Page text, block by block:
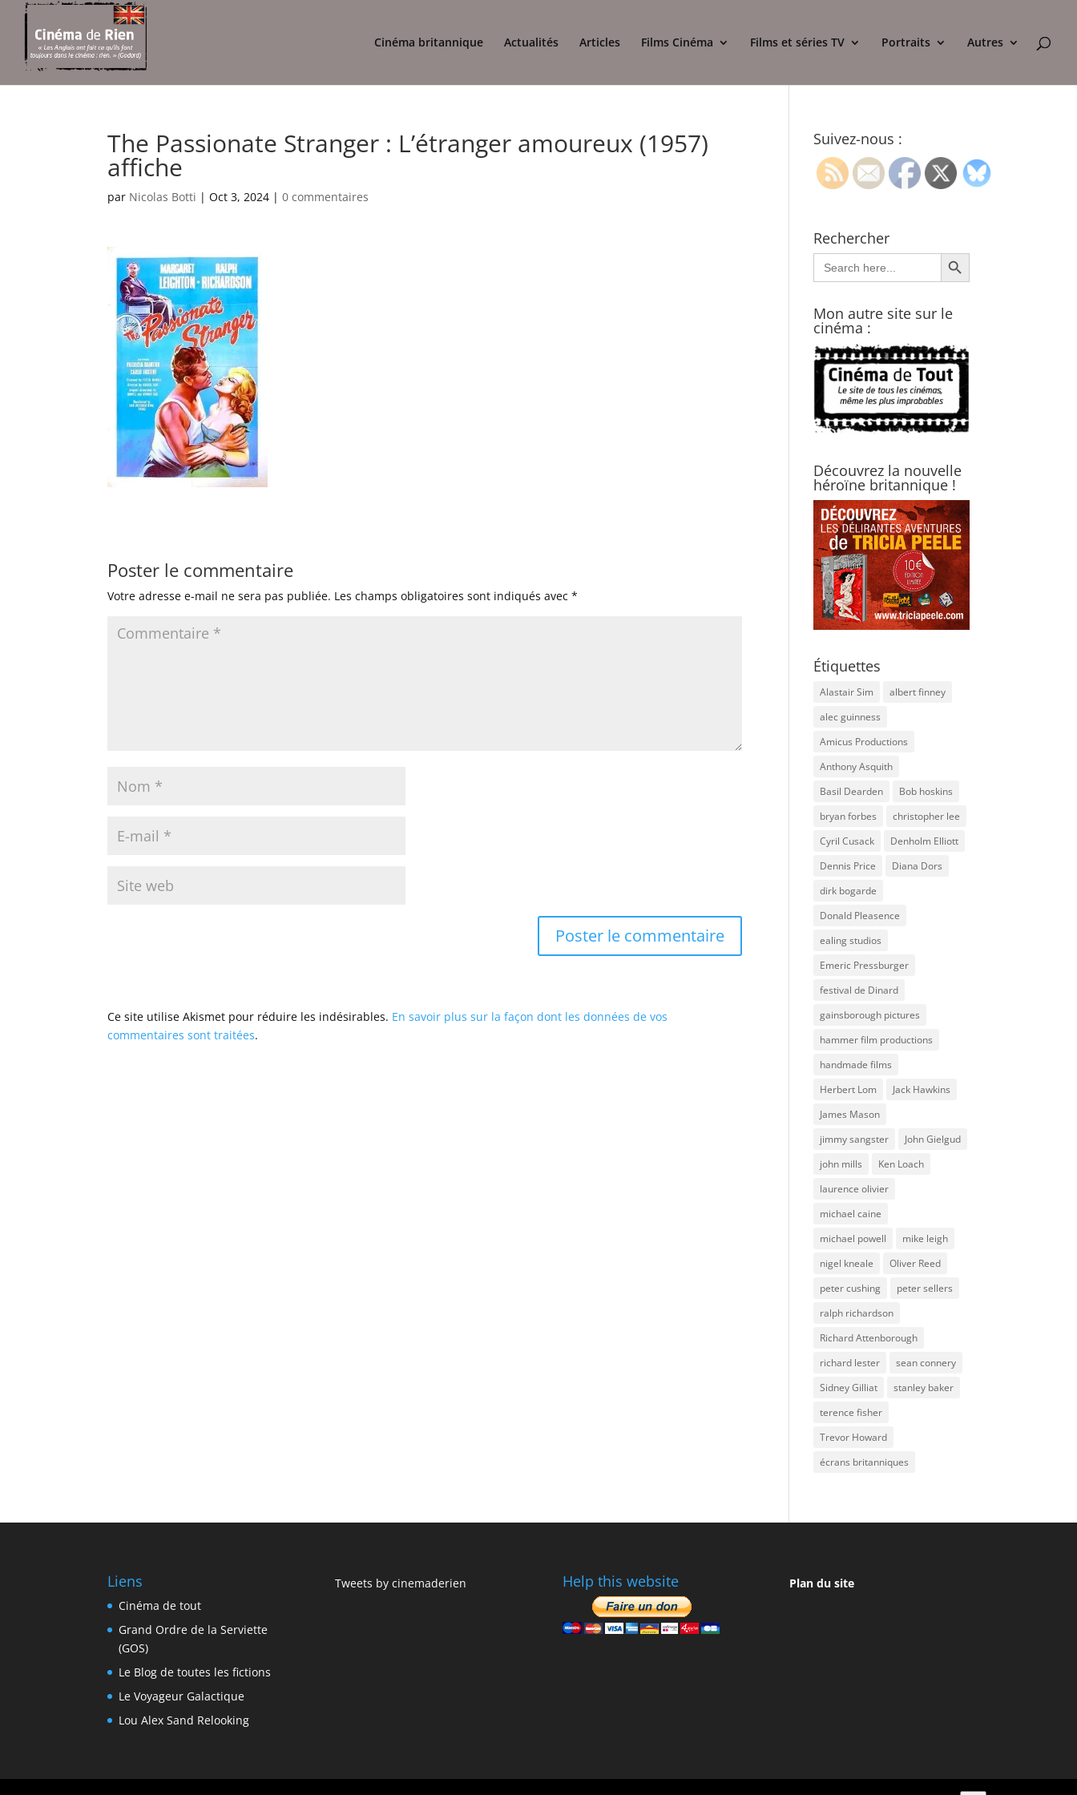
Cinéma britannique Actualités Articles Films Cinéma Films et séries TV Portraits Autres
The Passionate Stranger : L’étranger amoureux (1957)
affiche
par Nicolas Botti |Oct 3, 2024 |0 commentaires
Poster le commentaire
Votre adresse e-mail ne sera pas publiée. Les champs obligatoires sont indiqués avec*
Ce site utilise Akismet pour réduire les indésirables. En savoir plus sur la façon dont les données de vos
commentaires sont traitées.
Suivez-nous :
Rechercher
Search
for:
Search Button
Mon autre site sur le
cinéma :
Découvrez la nouvelle
héroïne britannique !
Étiquettes
Alastair Sim
albert finney
alec guinness
Amicus Productions
Anthony Asquith
Basil Dearden
Bob hoskins
bryan forbes
christopher lee
Cyril Cusack
Denholm Elliott
Dennis Price
Diana Dors
dirk bogarde
Donald Pleasence
ealing studios
Emeric Pressburger
festival de Dinard
gainsborough pictures
hammer film productions
handmade films
Herbert Lom
Jack Hawkins
James Mason
jimmy sangster
John Gielgud
john mills
Ken Loach
laurence olivier
michael caine
michael powell
mike leigh
nigel kneale
Oliver Reed
peter cushing
peter sellers
ralph richardson
Richard Attenborough
richard lester
sean connery
Sidney Gilliat
stanley baker
terence fisher
Trevor Howard
écrans britanniques
Liens
Cinéma de tout
Grand Ordre de la Serviette
(GOS)
Le Blog de toutes les fictions
Le Voyageur Galactique
Lou Alex Sand Relooking
Tweets by cinemaderien Help this website Plan du site